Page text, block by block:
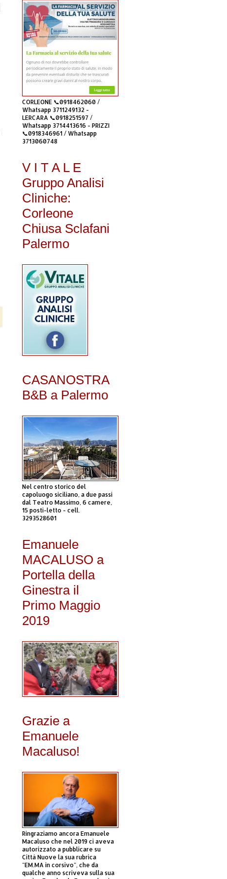
CORLEONE 📞0918462060 /
Whatsapp 3711249132 -
LERCARA 📞0918251597 /
Whatsapp 3714413616 - PRIZZI
📞0918346961 / Whatsapp
3713060748
V I T A L E
Gruppo Analisi
Cliniche:
Corleone
Chiusa Sclafani
Palermo
CASANOSTRA
B&B a Palermo
Nel centro storico del
capoluogo siciliano, a due passi
dal Teatro Massimo, 6 camere,
15 posti-letto - cell.
3293528601
Emanuele
MACALUSO a
Portella della
Ginestra il
Primo Maggio
2019
Grazie a
Emanuele
Macaluso!
Ringraziamo ancora Emanuele
Macaluso che nel 2019 ci aveva
autorizzato a pubblicare su
Città Nuove la sua rubrica
"EM.MA in corsivo", che da
qualche anno scriveva sulla sua